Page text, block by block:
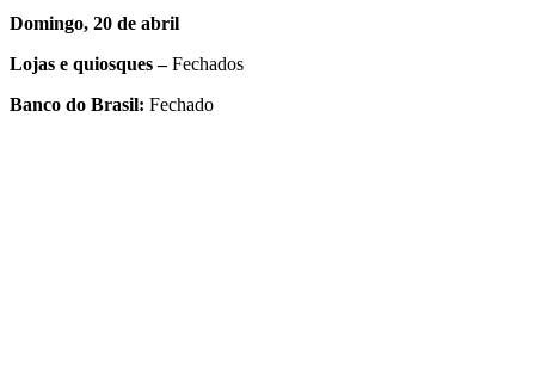
Domingo, 20 de abril
Lojas e quiosques –Fechados
Banco do Brasil: Fechado